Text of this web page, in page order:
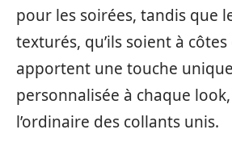
pour les soirées, tandis que
texturés, qu’ils soient à
apportent une touche
personnalisée à chaque
l’ordinaire des collants unis.